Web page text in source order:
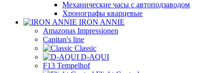
Механические часы с автоподзаводом
Хронографы кварцевые
IRON ANNIE
Amazonas Impressionen
Capitan's line
Classic
D-AQUI
F13 Tempelhof